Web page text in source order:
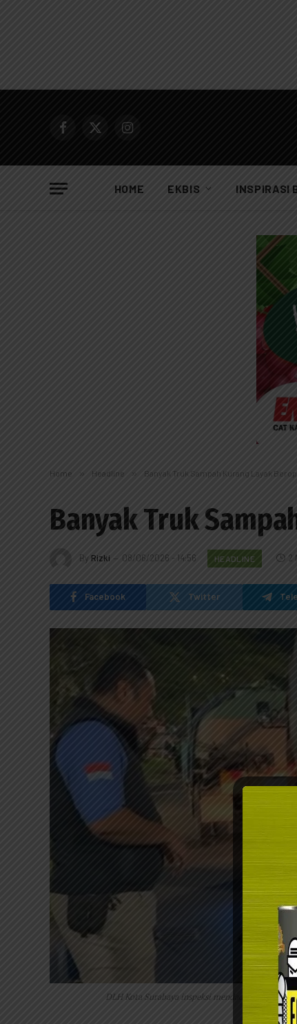
Facebook
X
Instagram
HOME EKBIS INSPIRASI
Home » Headline » Banyak Truk Sampah Kurang Layak
Banyak Truk
By Rizki 08/06/2026 - 14:56 HEADLINE 2
Facebook Twitter
DLH Kota Surabaya inspeksi mendadak (sidak)